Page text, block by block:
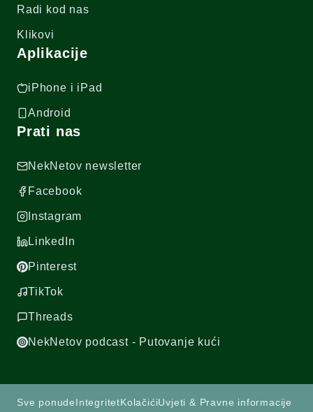
Radi kod nas
Klikovi
Aplikacije
iPhone i iPad
Android
Prati nas
NekNetov newsletter
Facebook
Instagram
LinkedIn
Pinterest
TikTok
Threads
NekNetov podcast - Putovanje kući
Sve ponudeIntegritetKolačićiUvjeti & Pravne informacije